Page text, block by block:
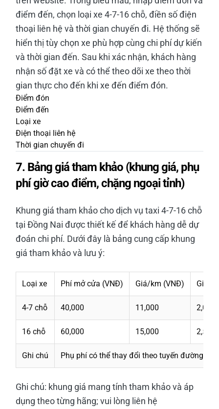
điểm đến, chọn loại xe 4-7-16 chỗ, điền số điện
thoại liên hệ và thời gian chuyến đi. Hệ thống sẽ
hiển thị tùy chọn xe phù hợp cùng chi phí dự kiến
và thời gian đến. Sau khi xác nhận, khách hàng
nhận số đặt xe và có thể theo dõi xe theo thời
gian thực cho đến khi xe đến điểm đón.
Điểm đón
Điểm đến
Loại xe
Điện thoại liên hệ
Thời gian chuyến đi
7. Bảng giá tham khảo (khung giá, phụ
phí giờ cao điểm, chặng ngoại tỉnh)
Khung giá tham khảo cho dịch vụ taxi 4-7-16 chỗ
tại Đồng Nai được thiết kế để khách hàng dễ dự
đoán chi phí. Dưới đây là bảng cung cấp khung
giá tham khảo và lưu ý:
Loại xe Phí mở cửa (VNĐ) Giá/km (VNĐ) Giờ
4-7 chỗ 40,000 11,000 2,000
16 chỗ 60,000 15,000 2,500
Ghi chú Phụ phí có thể thay đổi theo tuyến đường và
Ghi chú: khung giá mang tính tham khảo và áp
dụng theo từng hãng; vui lòng liên hệ